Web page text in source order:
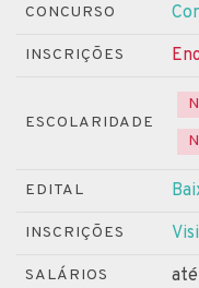
CONCURSO
INSCRIÇÕES
ESCOLARIDADE
EDITAL
INSCRIÇÕES
SALÁRIOS até